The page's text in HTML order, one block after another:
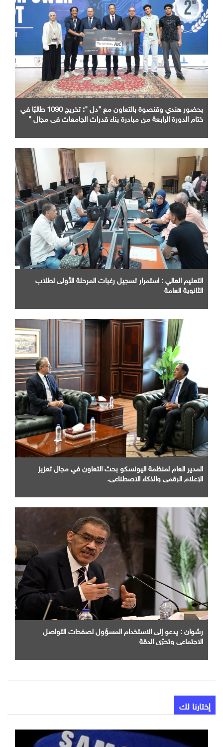
بحضور هندي وقنصوة بالتعاون مع "دل ": تخريج 1090 طالبًا في
ختام الدورة الرابعة من مبادرة بناء قدرات الجامعات في مجال "
التعليم العالي : استمرار تسجيل رغبات المرحلة الأولى لطلاب
الثانوية العامة
المدير العام لمنظمة اليونسكو بحث التعاون في مجال تعزيز
الإعلام الرقمي والذكاء الاصطناعي.
رشوان : يدعو إلى الاستخدام المسؤول لصفحات التواصل
الاجتماعي وتحرّي الدقة
إختارنا لك